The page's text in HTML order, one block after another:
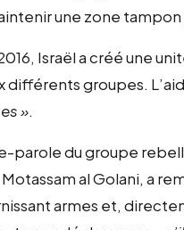
une zone
Israël a créé une
différents groupes.
».
parole du groupe
al Golani, a
armes et,